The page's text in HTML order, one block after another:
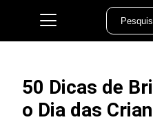
50 Dicas de
o Dia das